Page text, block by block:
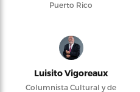
Puerto Rico
Luisito Vigoreaux
Columnista Cultural y de